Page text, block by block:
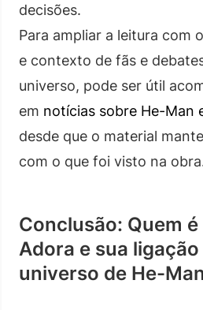
decisões.
Para ampliar a leitura com
e contexto de fãs e
universo, pode ser útil
em notícias sobre He-Man
desde que o material
com o que foi visto na
Conclusão: Quem
Adora e sua
universo de He-Man